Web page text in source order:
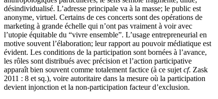
désindividualisé. L’adresse principale va à la masse; le public est
anonyme, virtuel. Certains de ces concerts sont des opérations de
marketing à grande échelle qui n’ont pas vraiment à voir avec
l’utopie équitable du “vivre ensemble”. L’usage entrepreneurial en
motive souvent l’élaboration; leur rapport au pouvoir médiatique est
évident. Les conditions de la participation sont bornées à l’avance,
les rôles sont distribués avec précision et l’action participative
apparaît bien souvent comme totalement factice (à ce sujet cf. Zask
2011 : 8 et sq.), voire autoritaire dans la mesure où la participation
devient injonction et la non-participation facteur d’exclusion.